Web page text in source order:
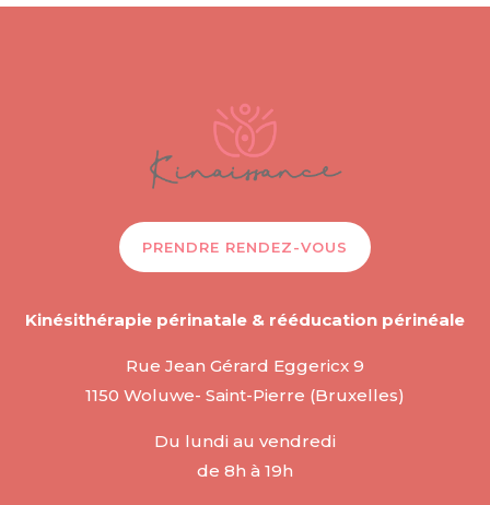
PRENDRE RENDEZ-VOUS
Kinésithérapie périnatale & rééducation périnéale
Rue Jean Gérard Eggericx 9
1150 Woluwe- Saint-Pierre (Bruxelles)
Du lundi au vendredi
de 8h à 19h